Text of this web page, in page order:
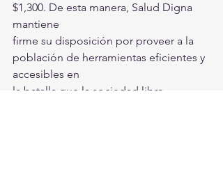
$1,300. De esta manera, Salud Digna
mantiene
firme su disposición por proveer a la
población de herramientas eficientes y
accesibles en
la batalla que la sociedad libra